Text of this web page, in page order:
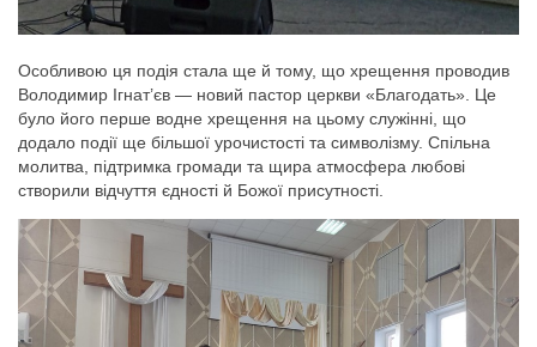
Особливою ця подія стала ще й тому, що хрещення проводив
Володимир Ігнат’єв — новий пастор церкви «Благодать». Це
було його перше водне хрещення на цьому служінні, що
додало події ще більшої урочистості та символізму. Спільна
молитва, підтримка громади та щира атмосфера любові
створили відчуття єдності й Божої присутності.